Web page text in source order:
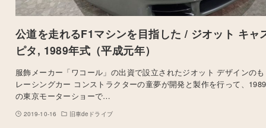
公道を走れるF1マシンを目指した / ジオット キャ
ピタ, 1989年式（平成元年）
服飾メーカー「ワコール」の出資で設立されたジオット デザインの
レーシングカー コンストラクターの童夢が開発と製作を行って、
の東京モーターショーで…
2019-10-16 旧車deドライブ